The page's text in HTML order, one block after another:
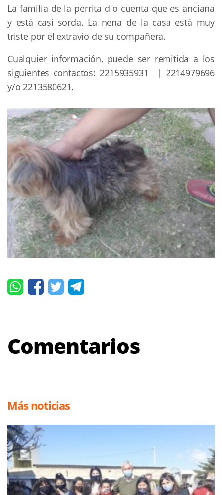
La familia de la perrita dio cuenta que es anciana
y está casi sorda. La nena de la casa está muy
triste por el extravío de su compañera.
Cualquier información, puede ser remitida a los
siguientes contactos: 2215935931 | 2214979696
y/o 2213580621.
Comentarios
Más noticias